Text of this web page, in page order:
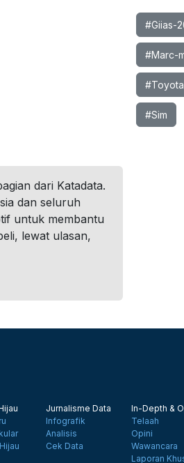
#Giias-
#Marc-
#Sim
dari Katadata.
dan seluruh
untuk membantu
lewat ulasan,
Jurnalisme Data
Infografik
Analisis
Cek Data
In-Depth &
Telaah
Opini
Wawancara
Laporan